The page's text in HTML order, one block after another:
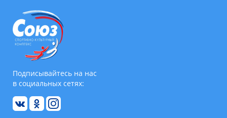
Подписывайтесь на нас
в социальных сетях: